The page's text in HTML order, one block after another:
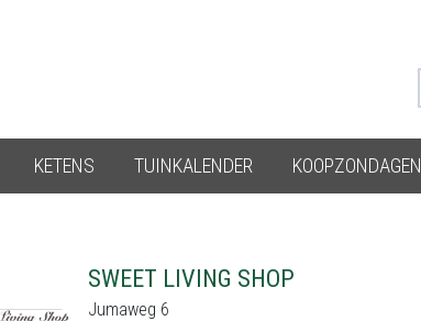
KETENS TUINKALENDER KOOPZONDAGEN
SWEET LIVING SHOP
Jumaweg 6